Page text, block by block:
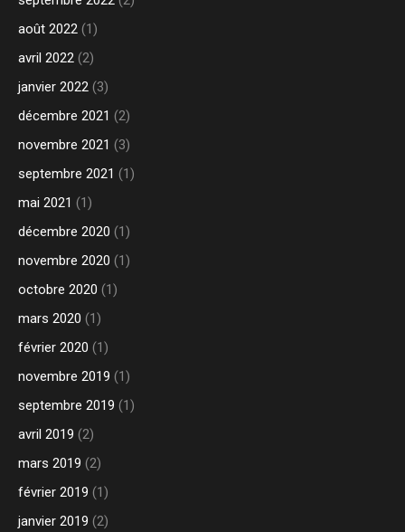
août 2022 (1)
avril 2022 (2)
janvier 2022 (3)
décembre 2021 (2)
novembre 2021 (3)
septembre 2021 (1)
mai 2021 (1)
décembre 2020 (1)
novembre 2020 (1)
octobre 2020 (1)
mars 2020 (1)
février 2020 (1)
novembre 2019 (1)
septembre 2019 (1)
avril 2019 (2)
mars 2019 (2)
février 2019 (1)
janvier 2019 (2)